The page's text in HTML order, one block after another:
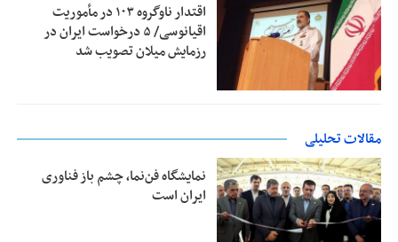
اقتدار ناوگروه ۱۰۳ در مأموریت‌
اقیانوسی/ ۵ درخواست ایران در
رزمایش میلان تصویب شد
مقالات تحلیلی
نمایشگاه فن‌نما، چشم باز فناوری
ایران است